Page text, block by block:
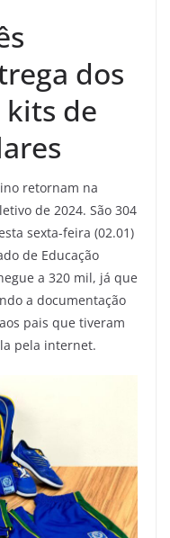
dos
de
retornam na
de 2024. São 304
sexta-feira (02.01)
de Educação
a 320 mil, já que
a documentação
pais que tiveram
pela internet.